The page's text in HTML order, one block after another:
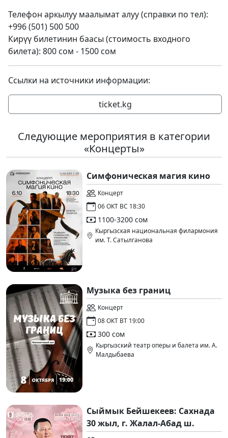
Телефон аркылуу маалымат алуу (справки по тел):
+996 (501) 500 500
Кирүү билетинин баасы (стоимость входного
билета): 800 сом - 1500 сом
Ссылки на источники информации:
ticket.kg
Следующие мероприятия в категории
«Концерты»
Симфоническая магия кино
Концерт
06 ОКТ ВС 18:30
1100-3200 сом
Кыргызская национальная филармония
им. Т. Сатылганова
Музыка без границ
Концерт
08 ОКТ ВТ 19:00
300 сом
Кыргызский театр оперы и балета им. А.
Малдыбаева
Сыймык Бейшекеев: Сахнада
30 жыл, г. Жалал-Абад ш.